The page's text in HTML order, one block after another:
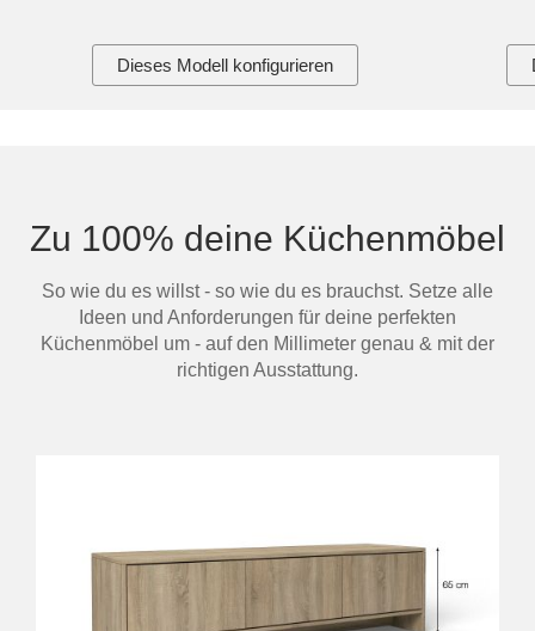
Dieses Modell konfigurieren
Zu 100% deine Küchenmöbel
So wie du es willst - so wie du es brauchst. Setze alle
Ideen und Anforderungen für deine perfekten
Küchenmöbel um - auf den Millimeter genau & mit der
richtigen Ausstattung.